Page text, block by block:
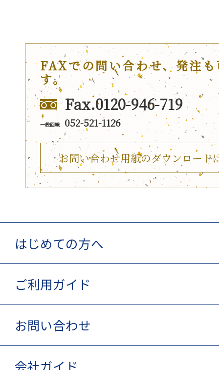
FAXでの問い合わせ、発注
す。
Fax.0120-946-719
一般回線 052-521-1126
お問い合わせ用紙のダウンロード
はじめての方へ
ご利用ガイド
お問い合わせ
会社ガイド